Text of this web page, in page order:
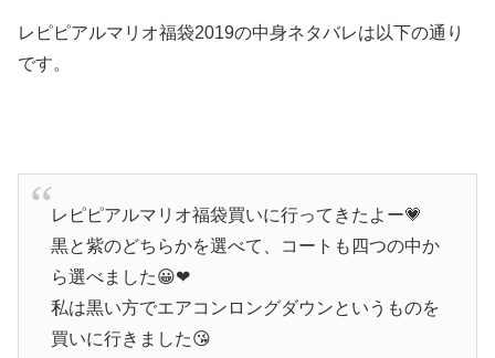
レピピアルマリオ福袋2019の中身ネタバレは以下の通り
です。
レピピアルマリオ福袋買いに行ってきたよー💗
黒と紫のどちらかを選べて、コートも四つの中か
ら選べました😀❤
私は黒い方でエアコンロングダウンというものを
買いに行きました😘